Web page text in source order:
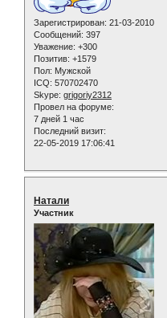
Зарегистрирован: 21-03-2010
Сообщений: 397
Уважение: +300
Позитив: +1579
Пол: Мужской
ICQ: 570702470
Skype: grigoriy2312
Провел на форуме:
7 дней 1 час
Последний визит:
22-05-2019 17:06:41
Натали
Участник